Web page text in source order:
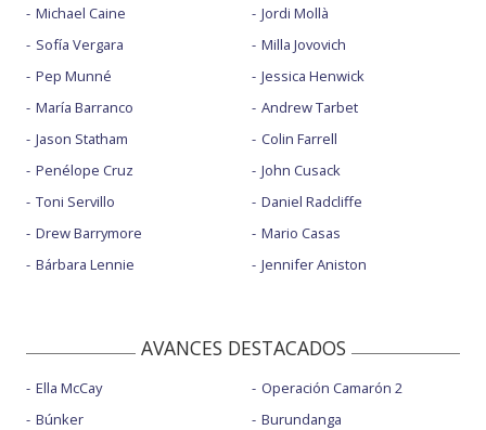
Michael Caine
Sofía Vergara
Pep Munné
María Barranco
Jason Statham
Penélope Cruz
Toni Servillo
Drew Barrymore
Bárbara Lennie
Jordi Mollà
Milla Jovovich
Jessica Henwick
Andrew Tarbet
Colin Farrell
John Cusack
Daniel Radcliffe
Mario Casas
Jennifer Aniston
AVANCES DESTACADOS
Ella McCay
Búnker
Operación Camarón 2
Burundanga